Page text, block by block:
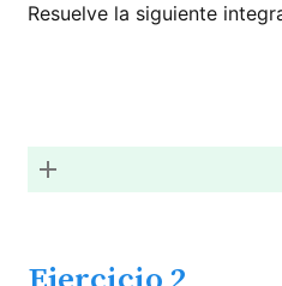
Resuelve la siguiente